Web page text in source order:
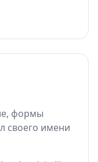
формы
своего имени